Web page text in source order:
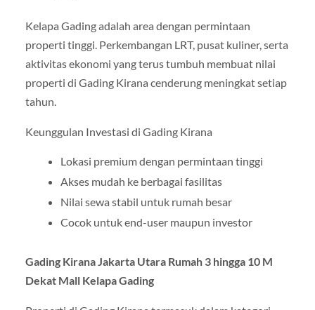
Kelapa Gading adalah area dengan permintaan
properti tinggi. Perkembangan LRT, pusat kuliner, serta
aktivitas ekonomi yang terus tumbuh membuat nilai
properti di Gading Kirana cenderung meningkat setiap
tahun.
Keunggulan Investasi di Gading Kirana
Lokasi premium dengan permintaan tinggi
Akses mudah ke berbagai fasilitas
Nilai sewa stabil untuk rumah besar
Cocok untuk end-user maupun investor
Gading Kirana Jakarta Utara Rumah 3 hingga 10 M
Dekat Mall Kelapa Gading